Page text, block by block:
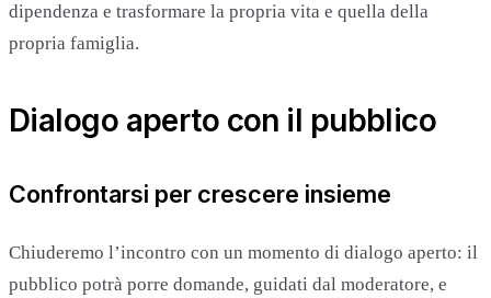
dipendenza e trasformare la propria vita e quella della
propria famiglia.
Dialogo aperto con il pubblico
Confrontarsi per crescere insieme
Chiuderemo l’incontro con un momento di dialogo aperto: il
pubblico potrà porre domande, guidati dal moderatore, e